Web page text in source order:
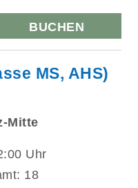
BUCHEN
MS, AHS)
Mitte
Uhr
18